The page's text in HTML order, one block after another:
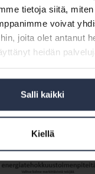
tietoja siitä,
voivat
joita olet antanut
heidän
Salli kaikki
Kiellä
avustukset
että näitä
on suuri. Yhä
energiatehokkuuden
kustannusten